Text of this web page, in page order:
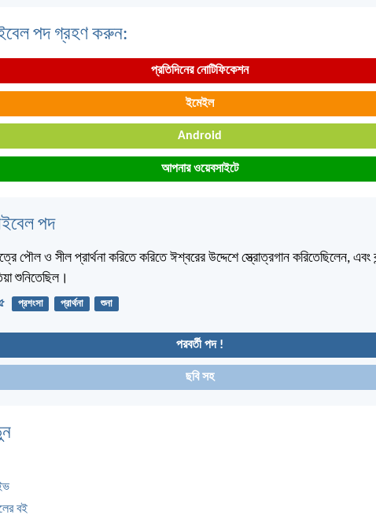
পদ গ্রহণ করুন:
প্রতিদিনের নোটিফিকেশন
ইমেইল
Android
আপনার ওয়েবসাইটে
পদ
পৌল ও সীল প্রার্থনা করিতে করিতে ঈশ্বরের উদ্দেশে স্ত্রোত্রগান করিতেছিলেন, এবং
শুনিতেছিল।
প্রশংসা প্রার্থনা শুনা
পরবর্তী পদ !
ছবি সহ
বই